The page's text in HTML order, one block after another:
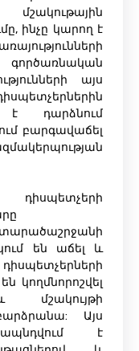
ինչը կարող է
այս
է դարձնում
բարգավաճել
դիսպետչերի
են աճել և
կողմնորոշվել
Այս
է